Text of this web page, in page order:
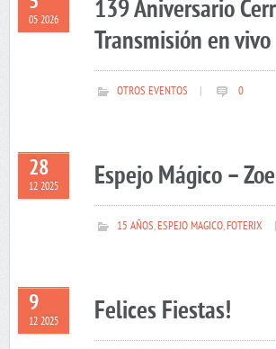
05 2026
139 Aniversario
Transmisión en vivo
OTROS EVENTOS 0
28
12 2025 Espejo Mágico – Zoe
15 AÑOS,ESPEJO MAGICO,FOTERIX
9
12 2025 Felices Fiestas!